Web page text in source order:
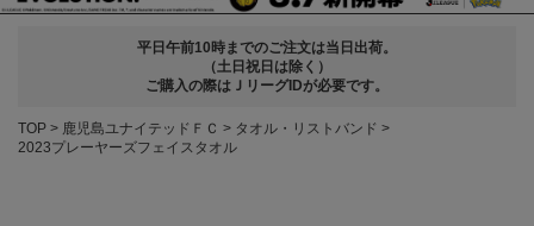
平日午前10時までのご注文は当日出荷。
（土日祝日は除く）
ご購入の際はＪリーグIDが必要です。
TOP 鹿児島ユナイテッドＦＣ
タオル・リストバンド
2023プレーヤーズフェイスタオル